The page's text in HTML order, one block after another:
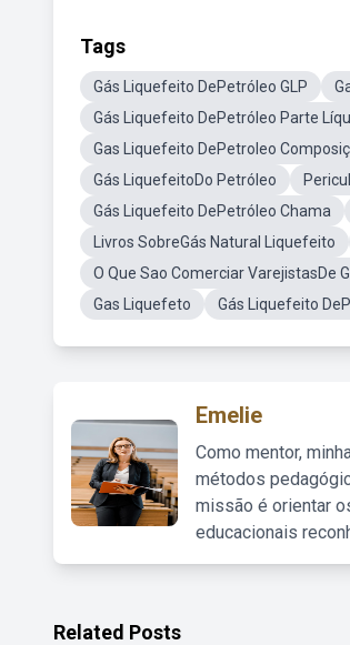
Tags
Gás Liquefeito DePetróleo GLP
Gás Liquefeito DePetróleo Parte
Gas Liquefeito DePetroleo
Gás LiquefeitoDo Petróleo
Gás Liquefeito DePetróleo Chama
Livros SobreGás Natural Liquefeito
O Que Sao Comerciar VarejistasDe
Gas Liquefeto
Gás Liquefeito
Emelie
Como mentor,
métodos
missão é orientar
educacionais
Related Posts